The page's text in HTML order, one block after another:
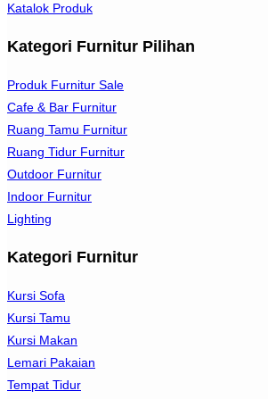
Katalok Produk
Kategori Furnitur Pilihan
Produk Furnitur Sale
Cafe & Bar Furnitur
Ruang Tamu Furnitur
Ruang Tidur Furnitur
Outdoor Furnitur
Indoor Furnitur
Lighting
Kategori Furnitur
Kursi Sofa
Kursi Tamu
Kursi Makan
Lemari Pakaian
Tempat Tidur